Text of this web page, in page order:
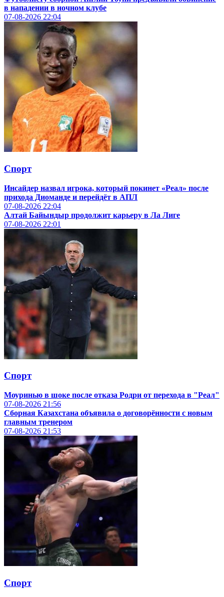
в нападении в ночном клубе
07-08-2026 22:04
Спорт
Инсайдер назвал игрока, который покинет «Реал» после
прихода Диоманде и перейдёт в АПЛ
07-08-2026 22:04
Алтай Байындыр продолжит карьеру в Ла Лиге
07-08-2026 22:01
Спорт
Моуринью в шоке после отказа Родри от перехода в "Реал"
07-08-2026 21:56
Сборная Казахстана объявила о договорённости с новым
главным тренером
07-08-2026 21:53
Спорт